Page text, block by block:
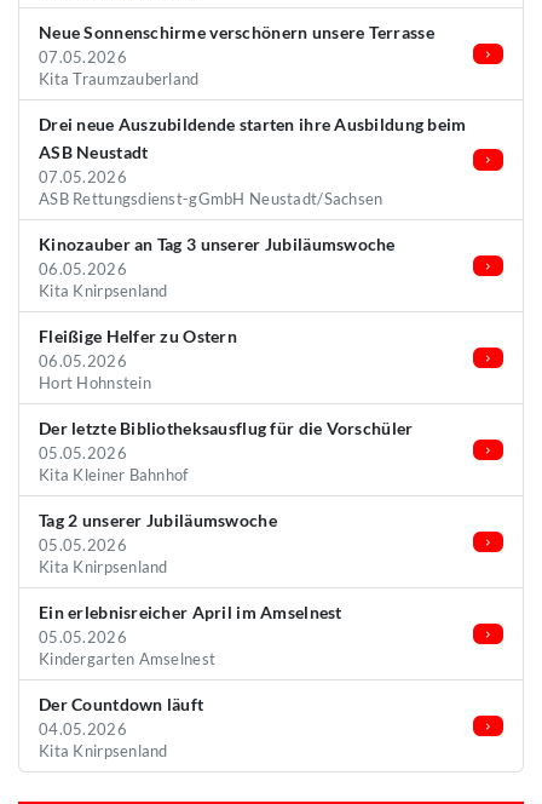
Neue Sonnenschirme verschönern unsere Terrasse
07.05.2026
Kita Traumzauberland
Drei neue Auszubildende starten ihre Ausbildung beim
ASB Neustadt
07.05.2026
ASB Rettungsdienst-gGmbH Neustadt/Sachsen
Kinozauber an Tag 3 unserer Jubiläumswoche
06.05.2026
Kita Knirpsenland
Fleißige Helfer zu Ostern
06.05.2026
Hort Hohnstein
Der letzte Bibliotheksausflug für die Vorschüler
05.05.2026
Kita Kleiner Bahnhof
Tag 2 unserer Jubiläumswoche
05.05.2026
Kita Knirpsenland
Ein erlebnisreicher April im Amselnest
05.05.2026
Kindergarten Amselnest
Der Countdown läuft
04.05.2026
Kita Knirpsenland